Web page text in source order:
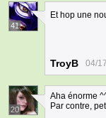
41
Et hop une
TroyB 04/
20
Aha énorme
Par contre,